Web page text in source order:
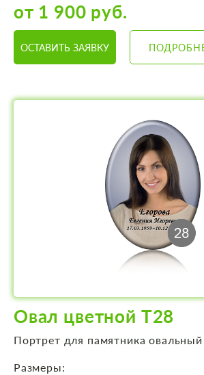
от 1 900 руб.
ОСТАВИТЬ ЗАЯВКУ
Овал цветной Т28
Портрет для памятника
Размеры: